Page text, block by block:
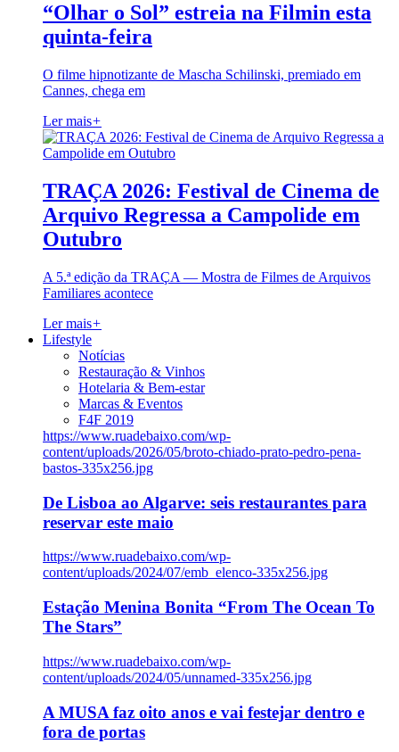
“Olhar o Sol” estreia na Filmin esta
quinta-feira
O filme hipnotizante de Mascha Schilinski, premiado em
Cannes, chega em
Ler mais+
TRAÇA 2026: Festival de Cinema de
Arquivo Regressa a Campolide em
Outubro
A 5.ª edição da TRAÇA — Mostra de Filmes de Arquivos
Familiares acontece
Ler mais+
Lifestyle
Notícias
Restauração & Vinhos
Hotelaria & Bem-estar
Marcas & Eventos
F4F 2019
https://www.ruadebaixo.com/wp-
content/uploads/2026/05/broto-chiado-prato-pedro-pena-
bastos-335x256.jpg
De Lisboa ao Algarve: seis restaurantes para
reservar este maio
https://www.ruadebaixo.com/wp-
content/uploads/2024/07/emb_elenco-335x256.jpg
Estação Menina Bonita “From The Ocean To
The Stars”
https://www.ruadebaixo.com/wp-
content/uploads/2024/05/unnamed-335x256.jpg
A MUSA faz oito anos e vai festejar dentro e
fora de portas